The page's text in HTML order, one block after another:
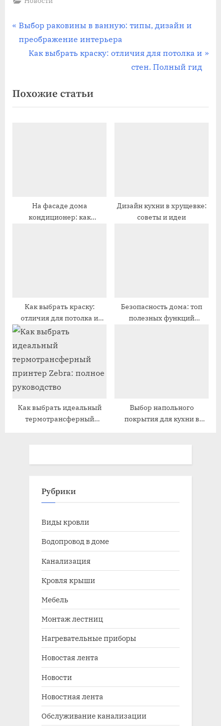
Навигация
по
П
р
д
у
Выбор раковины в ванную: типы, дизайн и
преображение интерьера
С
д
у
п
и
Как выбрать краску: отличия для потолка и
стен. Полный гид
Похожие статьи
На фасаде дома
кондиционер: как
Дизайн кухни в хрущевке:
советы и идеи
Как выбрать краску:
отличия для потолка и
стен. Полный гид
Безопасность дома: топ
полезных функций
Как выбрать идеальный
термотрансферный
Выбор напольного
покрытия для кухни в
Рубрики
Виды кровли
Водопровод в доме
Канализация
Кровля крыши
Мебель
Монтаж лестниц
Нагревательные приборы
Новостая лента
Новости
Новостная лента
Обслуживание канализации